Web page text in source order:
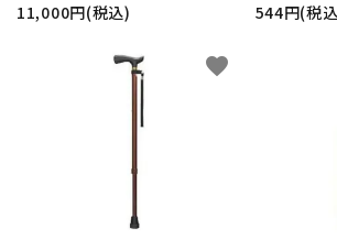
11,000円(税込)
544円(税
favorite